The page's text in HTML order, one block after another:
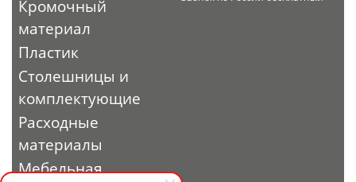
Кромочный
материал
Пластик
Столешницы и
комплектующие
Расходные
материалы
Мебельная